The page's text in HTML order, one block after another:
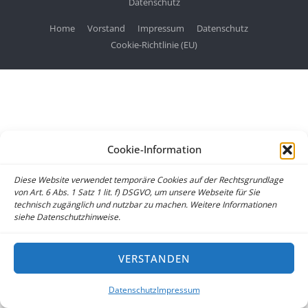
Cookie-Information
Diese Website verwendet temporäre Cookies auf der Rechtsgrundlage
von Art. 6 Abs. 1 Satz 1 lit. f) DSGVO, um unsere Webseite für Sie
technisch zugänglich und nutzbar zu machen. Weitere Informationen
siehe Datenschutzhinweise.
VERSTANDEN
DatenschutzImpressum
Home Vorstand Impressum
Datenschutz
Cookie-Richtlinie (EU)